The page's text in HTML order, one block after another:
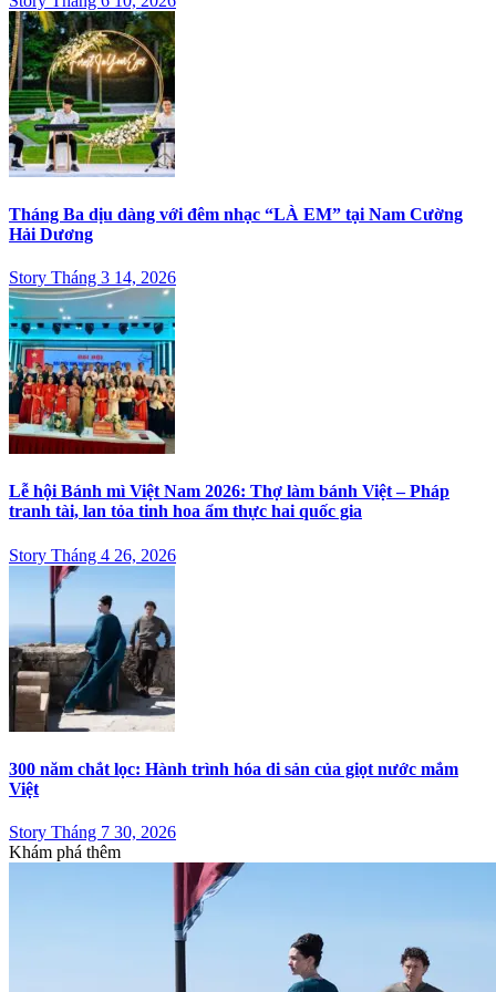
Tháng Ba dịu dàng với đêm nhạc “LÀ EM” tại Nam Cường
Hải Dương
Story Tháng 3 14, 2026
Lễ hội Bánh mì Việt Nam 2026: Thợ làm bánh Việt – Pháp
tranh tài, lan tỏa tinh hoa ẩm thực hai quốc gia
Story Tháng 4 26, 2026
300 năm chắt lọc: Hành trình hóa di sản của giọt nước mắm
Việt
Story Tháng 7 30, 2026
Khám phá thêm